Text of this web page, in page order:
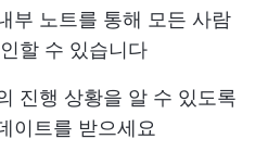
부 노트를 통해 모든 사람
할 수 있습니다
진행 상황을 알 수 있도록
이트를 받으세요